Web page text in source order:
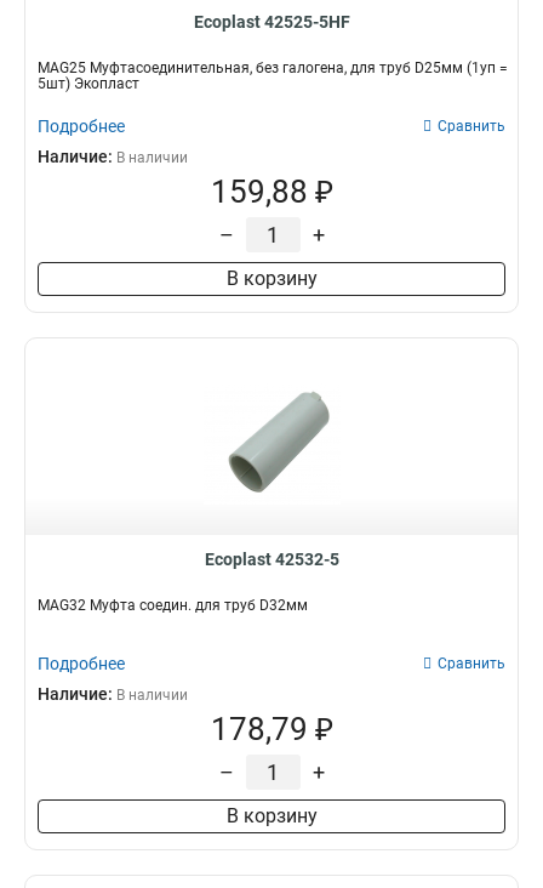
Ecoplast 42525-5HF
MAG25 Муфтасоединительная, без галогена, для труб D25мм (1уп =
5шт) Экопласт
Подробнее Сравнить
Наличие: В наличии
159,88 ₽
– +
В корзину
Ecoplast 42532-5
MAG32 Муфта соедин. для труб D32мм
Подробнее Сравнить
Наличие: В наличии
178,79 ₽
– +
В корзину